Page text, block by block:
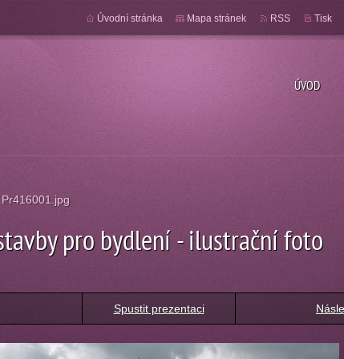
ÚVOD
Úvodní stránka Mapa stránek RSS Tisk
Pr416001.jpg
pro bydlení - ilustrační foto
Spustit prezentaci